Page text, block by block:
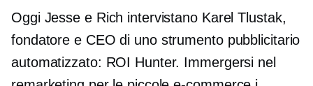
Oggi Jesse e Rich intervistano Karel Tlustak,
fondatore e CEO di uno strumento pubblicitario
automatizzato: ROI Hunter. Immergersi nel